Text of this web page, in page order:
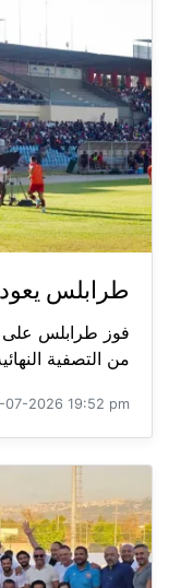
طرابلس
من التصفية
07-2026 19:52 pm